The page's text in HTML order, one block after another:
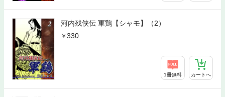
河内残侠伝 軍鶏【シャモ】（2）
330
1冊無料 カートへ